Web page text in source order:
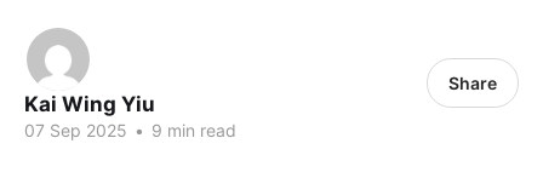
Kai Wing Yiu
07 Sep 2025 • 9 min read
Share